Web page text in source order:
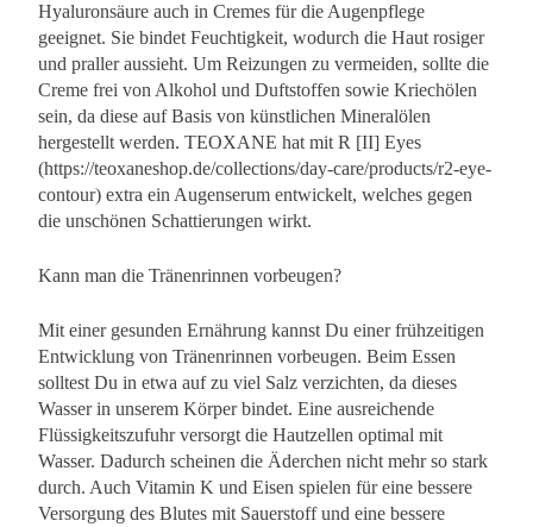
Hyaluronsäure auch in Cremes für die Augenpflege
geeignet. Sie bindet Feuchtigkeit, wodurch die Haut rosiger
und praller aussieht. Um Reizungen zu vermeiden, sollte die
Creme frei von Alkohol und Duftstoffen sowie Kriechölen
sein, da diese auf Basis von künstlichen Mineralölen
hergestellt werden. TEOXANE hat mit R [II] Eyes
(https://teoxaneshop.de/collections/day-care/products/r2-eye-
contour) extra ein Augenserum entwickelt, welches gegen
die unschönen Schattierungen wirkt.
Kann man die Tränenrinnen vorbeugen?
Mit einer gesunden Ernährung kannst Du einer frühzeitigen
Entwicklung von Tränenrinnen vorbeugen. Beim Essen
solltest Du in etwa auf zu viel Salz verzichten, da dieses
Wasser in unserem Körper bindet. Eine ausreichende
Flüssigkeitszufuhr versorgt die Hautzellen optimal mit
Wasser. Dadurch scheinen die Äderchen nicht mehr so stark
durch. Auch Vitamin K und Eisen spielen für eine bessere
Versorgung des Blutes mit Sauerstoff und eine bessere